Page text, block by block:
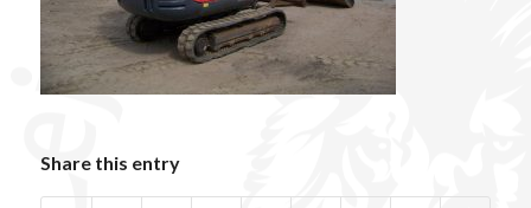
Share this entry